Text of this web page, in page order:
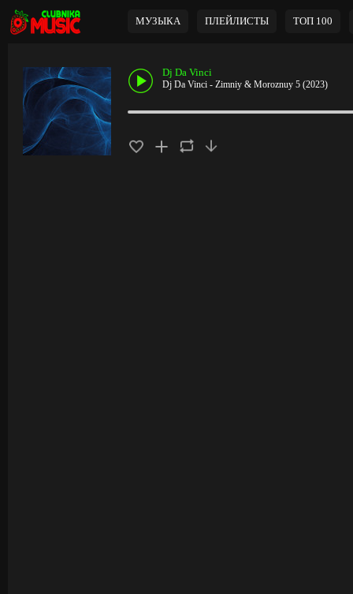
МУЗЫКА ПЛЕЙЛИСТЫ ТОП 100
Dj Da Vinci
Dj Da Vinci - Zimniy & Moroznuy 5 (2023)